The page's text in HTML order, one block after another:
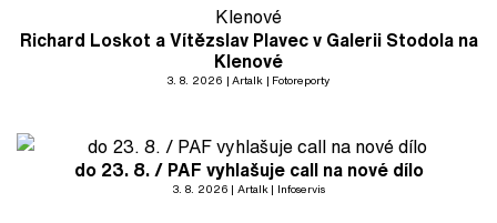
Richard Loskot a Vítězslav Plavec v Galerii Stodola na
Klenové
3. 8. 2026 Artalk Fotoreporty
do 23. 8. / PAF vyhlašuje call na nové dílo
3. 8. 2026 Artalk Infoservis